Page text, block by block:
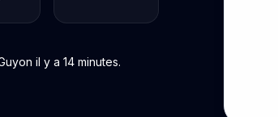
il y a 14 minutes.